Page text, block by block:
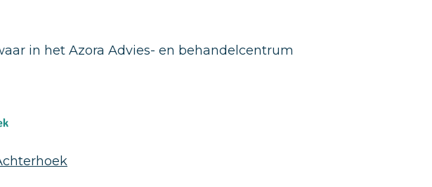
in het Azora Advies- en behandelcentrum